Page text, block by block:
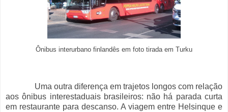
Ônibus interurbano finlandês em foto tirada em Turku
Uma outra diferença em trajetos longos com relação
aos ônibus interestaduais brasileiros: não há parada curta
em restaurante para descanso. A viagem entre Helsinque e